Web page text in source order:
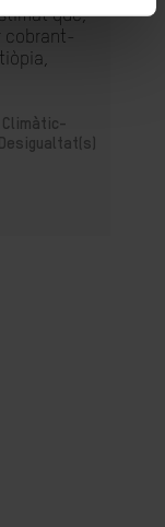
que,
cobrant-
Climàtic-
Desigualtat(s)